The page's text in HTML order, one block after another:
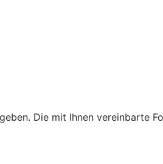
Die mit Ihnen vereinbarte